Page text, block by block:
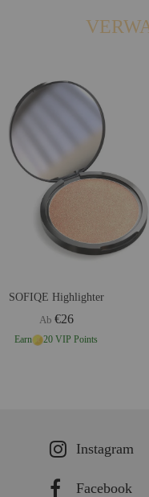
SOFIQE Highlighter
Ab €26
Earn 20 VIP Points
Instagram
Facebook